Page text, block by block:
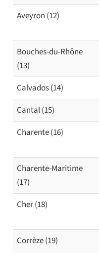
Aveyron (12)
Bouches-du-Rhône
(13)
Calvados (14)
Cantal (15)
Charente (16)
Charente-Maritime
(17)
Cher (18)
Corrèze (19)